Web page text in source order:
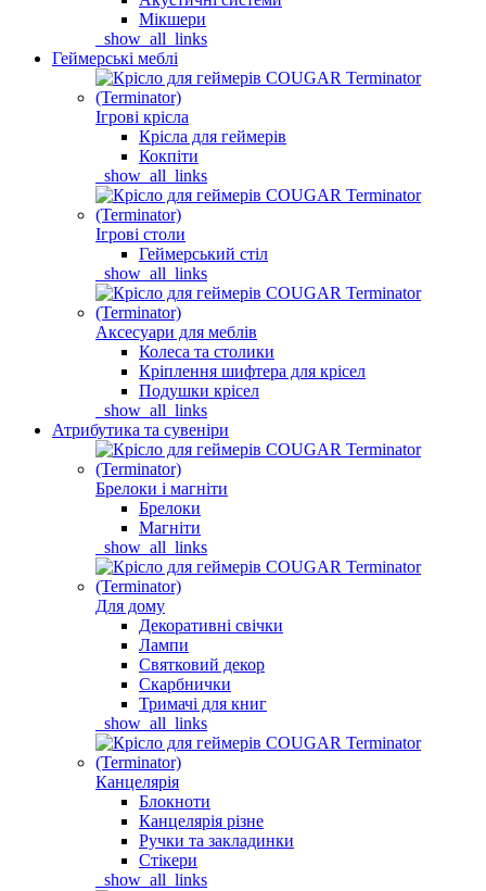
Мікшери
_show_all_links
Геймерські меблі
Ігрові крісла
Крісла для геймерів
Кокпіти
_show_all_links
Ігрові столи
Геймерський стіл
_show_all_links
Аксесуари для меблів
Колеса та столики
Кріплення шифтера для крісел
Подушки крісел
_show_all_links
Атрибутика та сувеніри
Брелоки і магніти
Брелоки
Магніти
_show_all_links
Для дому
Декоративні свічки
Лампи
Святковий декор
Скарбнички
Тримачі для книг
_show_all_links
Канцелярія
Блокноти
Канцелярія різне
Ручки та закладинки
Стікери
_show_all_links